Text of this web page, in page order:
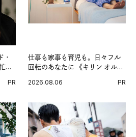
・
し
PR
仕事も家事も育児も。日々フル
回転のあなたに 《キリン オルニ
2026.08.06 PR